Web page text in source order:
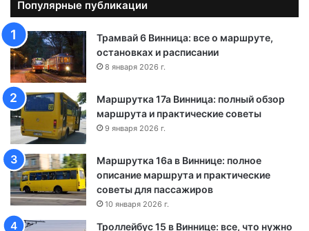
л
о
т
о
н
о
ш
а
-
Ч
е
р
к
а
с
Популярные публикации
Трамвай 6 Винница: все о маршруте,
остановках и расписании
8 января 2026 г.
Маршрутка 17а Винница: полный обзор
маршрута и практические советы
9 января 2026 г.
Маршрутка 16а в Виннице: полное
описание маршрута и практические
советы для пассажиров
10 января 2026 г.
Троллейбус 15 в Виннице: все, что нужно